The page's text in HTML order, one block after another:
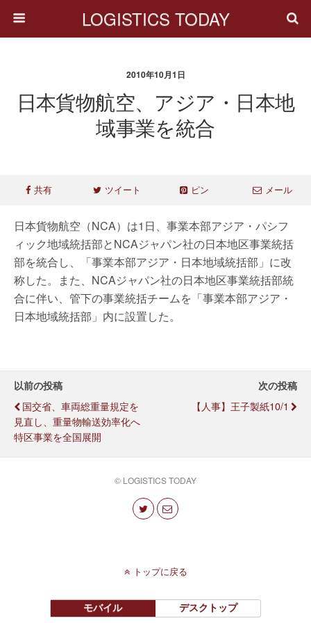
LOGISTICS TODAY
2010年10月1日
日本貨物航空、アジア・日本地
域事業を統合
共有 ツイート ピン メール
日本貨物航空（NCA）は1日、事業本部アジア・パシフ
ィック地域統括部とNCAジャパン社の日本地区事業統括
部を統合し、「事業本部アジア・日本地域統括部」に改
称した。また、NCAジャパン社の日本地区事業統括部統
合に伴い、管下の事業統括チームを「事業本部アジア・
日本地域統括部」内に設置した。
以前の投稿
国交省、車両総重量規定を
見直し、重量物輸送効率化へ
特区事業を全国展開
次の投稿
【人事】王子製紙10/1
© LOGISTICS TODAY
トップに戻る
モバイル デスクトップ